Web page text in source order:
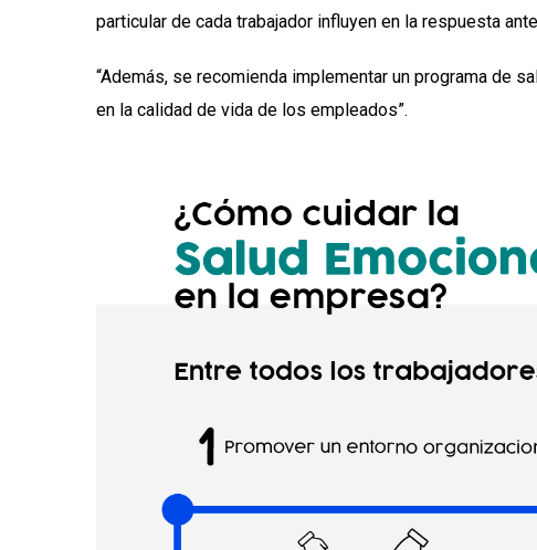
particular de cada trabajador influyen en la respuesta
“Además, se recomienda implementar un programa de
en la calidad de vida de los empleados”.